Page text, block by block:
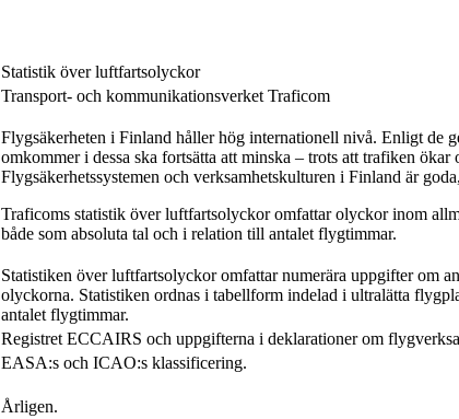
Statistik över luftfartsolyckor
Transport- och kommunikationsverket Traficom
Flygsäkerheten i Finland håller hög internationell nivå. Enligt de
omkommer i dessa ska fortsätta att minska – trots att trafiken
Flygsäkerhetssystemen och verksamhetskulturen i Finland är
Traficoms statistik över luftfartsolyckor omfattar olyckor inom
både som absoluta tal och i relation till antalet flygtimmar.
Statistiken över luftfartsolyckor omfattar numerära uppgifter om
olyckorna. Statistiken ordnas i tabellform indelad i ultralätta
antalet flygtimmar.
Registret ECCAIRS och uppgifterna i deklarationer om
EASA:s och ICAO:s klassificering.
Årligen.